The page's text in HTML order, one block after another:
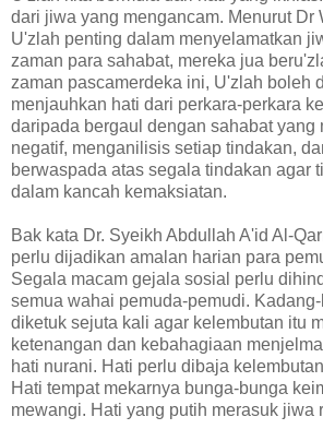
dari jiwa yang mengancam. Menurut Dr
U'zlah penting dalam menyelamatkan
zaman para sahabat, mereka jua
zaman pascamerdeka ini, U'zlah boleh
menjauhkan hati dari perkara-perkara
daripada bergaul dengan sahabat yang
negatif, menganilisis setiap tindakan,
berwaspada atas segala tindakan agar
dalam kancah kemaksiatan.
Bak kata Dr. Syeikh Abdullah A'id Al-
perlu dijadikan amalan harian para
Segala macam gejala sosial perlu
semua wahai pemuda-pemudi.
diketuk sejuta kali agar kelembutan itu
ketenangan dan kebahagiaan
hati nurani. Hati perlu dibaja
Hati tempat mekarnya bunga-bunga
mewangi. Hati yang putih merasuk jiwa